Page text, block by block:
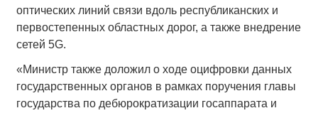
оптических линий связи вдоль республиканских и
первостепенных областных дорог, а также внедрение
сетей 5G.
«Министр также доложил о ходе оцифровки данных
государственных органов в рамках поручения главы
государства по дебюрократизации госаппарата и